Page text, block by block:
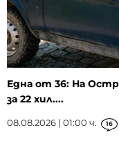
Една от 36: На
за 22 хил....
08.08.2026 | 01:00 ч. 16